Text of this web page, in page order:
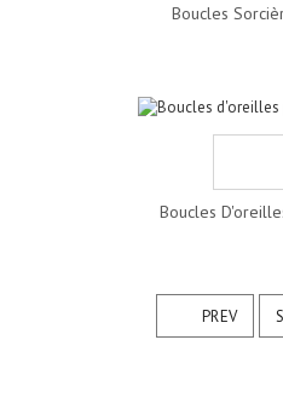
Boucles
Boucles
PREV